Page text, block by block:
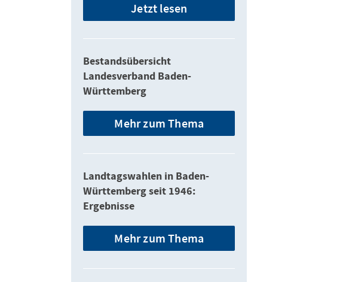
Jetzt lesen
Bestandsübersicht
Landesverband Baden-
Württemberg
Mehr zum Thema
Landtagswahlen in Baden-
Württemberg seit 1946:
Ergebnisse
Mehr zum Thema